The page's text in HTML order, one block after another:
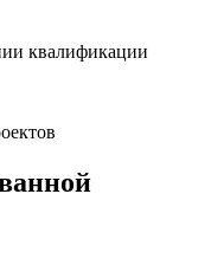
квалификации